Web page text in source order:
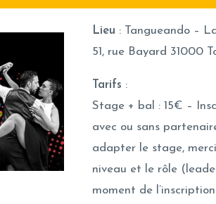
Lieu : Tangueando –
51, rue Bayard 31000
Tarifs :
Stage + bal : 15€ –
avec ou sans
adapter le stage,
niveau et le rôle
moment de